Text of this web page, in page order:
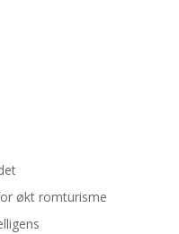
økt romturisme